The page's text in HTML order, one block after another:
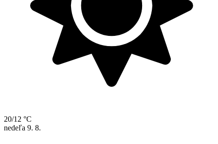
20/12 °C
nedeľa 9. 8.